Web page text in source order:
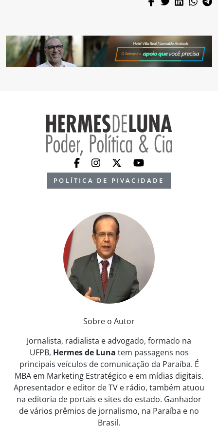
POLÍTICA DE PIVACIDADE
Sobre o Autor
Jornalista, radialista e advogado, formado na
UFPB, Hermes de Luna tem passagens nos
principais veículos de comunicação da Paraíba. É
MBA em Marketing Estratégico e em mídias digitais.
Apresentador e editor de TV e rádio, também atuou
na editoria de portais e sites do estado. Ganhador
de vários prêmios de jornalismo, na Paraíba e no
Brasil.